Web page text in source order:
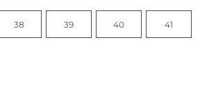
38 39 40 41